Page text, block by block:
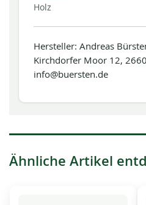
Holz
Hersteller: Andreas
Kirchdorfer Moor 12,
info@buersten.de
Ähnliche Artikel